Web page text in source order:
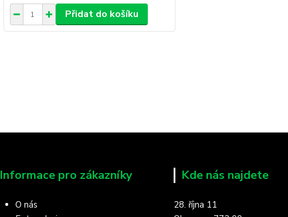
Přidat do košíku
Informace pro zákazníky
O nás
Kde nás najdete
28. října 11